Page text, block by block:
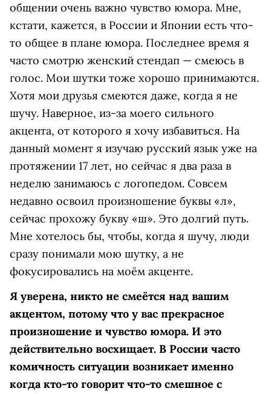
общении очень важно чувство юмора. Мне,
кстати, кажется, в России и Японии есть что-
то общее в плане юмора. Последнее время я
часто смотрю женский стендап — смеюсь в
голос. Мои шутки тоже хорошо принимаются.
Хотя мои друзья смеются даже, когда я не
шучу. Наверное, из-за моего сильного
акцента, от которого я хочу избавиться. На
данный момент я изучаю русский язык уже на
протяжении 17 лет, но сейчас я два раза в
неделю занимаюсь с логопедом. Совсем
недавно освоил произношение буквы «л»,
сейчас прохожу букву «ш». Это долгий путь.
Мне хотелось бы, чтобы, когда я шучу, люди
сразу понимали мою шутку, а не
фокусировались на моём акценте.
Я уверена, никто не смеётся над вашим
акцентом, потому что у вас прекрасное
произношение и чувство юмора. И это
действительно восхищает. В России часто
комичность ситуации возникает именно
когда кто-то говорит что-то смешное с